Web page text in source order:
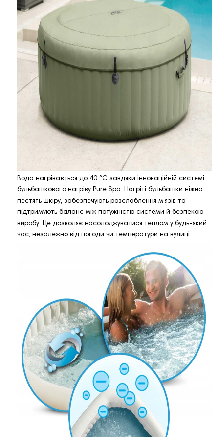
Вода нагрівається до 40 °C завдяки інноваційній системі
бульбашкового нагріву Pure Spa. Нагріті бульбашки ніжно
пестять шкіру, забезпечують розслаблення м’язів та
підтримують баланс між потужністю системи й безпекою
виробу. Це дозволяє насолоджуватися теплом у будь-який
час, незалежно від погоди чи температури на вулиці.